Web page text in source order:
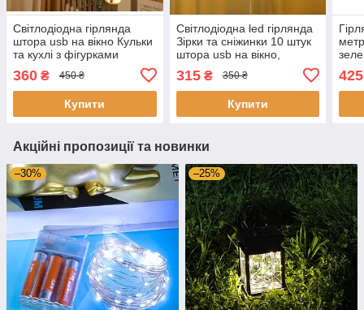
Світлодіодна гірлянда
штора usb на вікно Кульки
та кухлі з фігурками
всередині, Теплий білий,
Фігурні гірлянди
360 ₴ 450 ₴
Купити
Світлодіодна led гірлянда
Зірки та сніжинки 10 штук
штора usb на вікно,
Фігурні гірлянди
315₴ 350 ₴
Купити
425
Акційні пропозиції та новинки
–30% –25%